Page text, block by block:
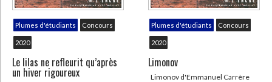
Plumes d'étudiants Concours
2020
Le lilas ne refleurit qu’après
un hiver rigoureux
Plumes d'étudiants Concours
2020
Limonov
Limonov d'Emmanuel Carrère